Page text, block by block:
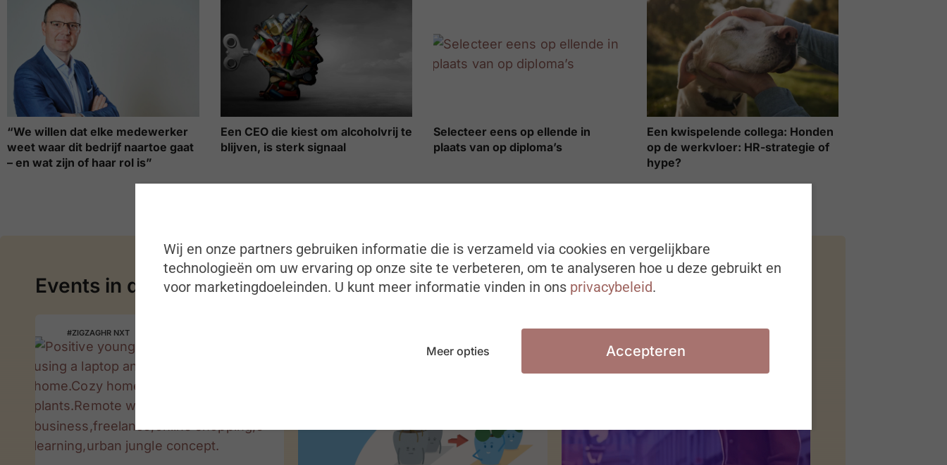
“We willen dat elke medewerker
weet waar dit bedrijf naartoe gaat
– en wat zijn of haar rol is”
Een CEO die kiest om alcoholvrij te
blijven, is sterk signaal
Selecteer eens op ellende in
plaats van op diploma’s
Een kwispelende collega: Honden
op de werkvloer: HR-strategie of
hype?
Events in de kijker
#ZIGZAGHR NXT
Wij en onze partners gebruiken informatie die is verzameld via cookies en vergelijkbare
technologieën om uw ervaring op onze site te verbeteren, om te analyseren hoe u deze gebruikt en
voor marketingdoeleinden. U kunt meer informatie vinden in ons privacybeleid.
Meer opties Accepteren